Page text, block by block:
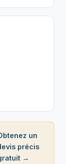
un
précis
→